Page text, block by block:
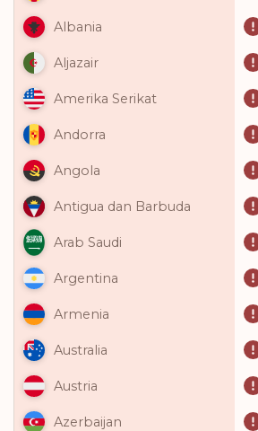
Albania
Aljazair
Amerika Serikat
Andorra
Angola
Antigua dan Barbuda
Arab Saudi
Argentina
Armenia
Australia
Austria
Azerbaijan